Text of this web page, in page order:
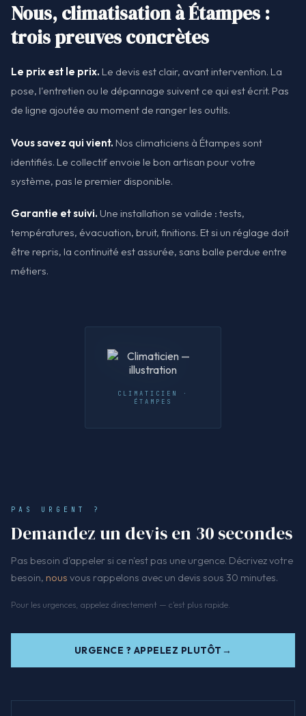
Nous, climatisation à Étampes :
trois preuves concrètes
Le prix est le prix. Le devis est clair, avant intervention. La
pose, l'entretien ou le dépannage suivent ce qui est écrit. Pas
de ligne ajoutée au moment de ranger les outils.
Vous savez qui vient. Nos climaticiens à Étampes sont
identifiés. Le collectif envoie le bon artisan pour votre
système, pas le premier disponible.
Garantie et suivi. Une installation se valide : tests,
températures, évacuation, bruit, finitions. Et si un réglage doit
être repris, la continuité est assurée, sans balle perdue entre
métiers.
CLIMATICIEN ·
ÉTAMPES
PAS URGENT ?
Demandez un devis en 30 secondes
Pas besoin d'appeler si ce n'est pas une urgence. Décrivez votre
besoin, nous vous rappelons avec un devis sous 30 minutes.
Pour les urgences, appelez directement — c'est plus rapide.
URGENCE ? APPELEZ PLUTÔT